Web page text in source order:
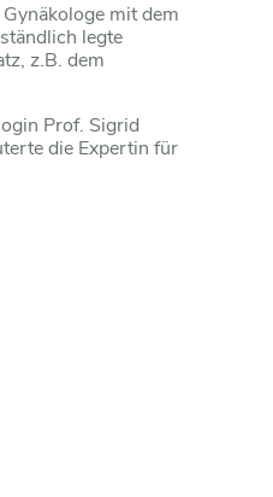
mit dem
legte
z.B. dem
Prof. Sigrid
die Expertin für